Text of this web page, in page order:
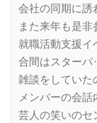
会社の同期に誘
また来年も是
就職活動支援イ
合間はスターバ
雑談をしていた
メンバーの会話
芸人の笑いのセ